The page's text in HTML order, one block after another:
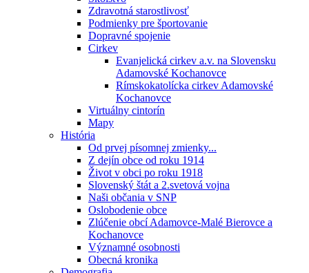
Zdravotná starostlivosť
Podmienky pre športovanie
Dopravné spojenie
Cirkev
Evanjelická cirkev a.v. na Slovensku
Adamovské Kochanovce
Rímskokatolícka cirkev Adamovské
Kochanovce
Virtuálny cintorín
Mapy
História
Od prvej písomnej zmienky...
Z dejín obce od roku 1914
Život v obci po roku 1918
Slovenský štát a 2.svetová vojna
Naši občania v SNP
Oslobodenie obce
Zlúčenie obcí Adamovce-Malé Bierovce a
Kochanovce
Významné osobnosti
Obecná kronika